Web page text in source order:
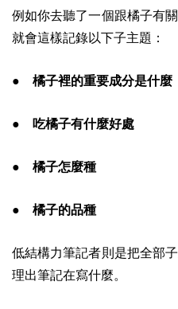
例如你去聽了一個跟橘子有
就會這樣記錄以下子主題：
● 橘子裡的重要成分是什麼
● 吃橘子有什麼好處
● 橘子怎麼種
● 橘子的品種
低結構力筆記者則是把全部
理出筆記在寫什麼。